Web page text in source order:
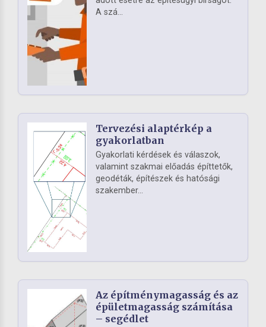
A szá...
Tervezési alaptérkép a
gyakorlatban
Gyakorlati kérdések és válaszok,
valamint szakmai előadás építtetők,
geodéták, építészek és hatósági
szakember...
Az építménymagasság és az
épületmagasság számítása
– segédlet